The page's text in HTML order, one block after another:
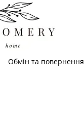
Обмін та повернення